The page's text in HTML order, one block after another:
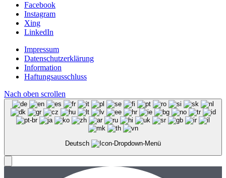
Facebook
Instagram
Xing
LinkedIn
Impressum
Datenschutzerklärung
Information
Haftungsausschluss
Nach oben scrollen
Deutsch